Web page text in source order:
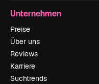
Unternehmen
Preise
Über uns
Reviews
Karriere
Suchtrends